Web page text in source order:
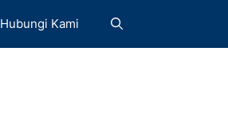
Hubungi Kami